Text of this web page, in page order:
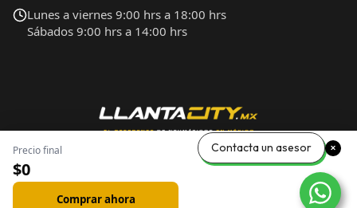
Precio final
$0
Comprar ahora
Lunes a viernes 9:00 hrs a 18:00 hrs
Sábados 9:00 hrs a 14:00 hrs
Contacta un asesor